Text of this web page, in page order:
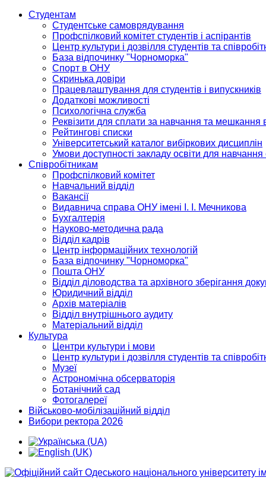
Студентам
Студентське самоврядування
Профспілковий комітет студентів і аспірантів
Центр культури і дозвілля студентів та
База відпочинку "Чорноморка"
Спорт в ОНУ
Скринька довіри
Працевлаштування для студентів і випускників
Додаткові можливості
Психологічна служба
Реквізити для сплати за навчання та мешкання
Рейтингові списки
Університетський каталог вибіркових дисциплін
Умови доступності закладу освіти для
Співробітникам
Профспілковий комітет
Навчальний відділ
Вакансії
Видавнича справа ОНУ імені І. І. Мечникова
Бухгалтерія
Науково-методична рада
Відділ кадрів
Центр інформаційних технологій
База відпочинку "Чорноморка"
Пошта ОНУ
Відділ діловодства та архівного зберігання
Юридичний відділ
Архів матеріалів
Відділ внутрішнього аудиту
Матеріальний відділ
Культура
Центри культури і мови
Центр культури і дозвілля студентів та
Музеї
Астрономічна обсерваторія
Ботанічний сад
Фотогалереї
Військово-мобілізаційний відділ
Вибори ректора 2026